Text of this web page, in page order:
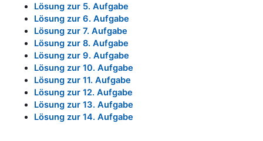
Lösung zur 5. Aufgabe
Lösung zur 6. Aufgabe
Lösung zur 7. Aufgabe
Lösung zur 8. Aufgabe
Lösung zur 9. Aufgabe
Lösung zur 10. Aufgabe
Lösung zur 11. Aufgabe
Lösung zur 12. Aufgabe
Lösung zur 13. Aufgabe
Lösung zur 14. Aufgabe